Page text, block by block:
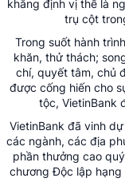
khẳng định vị thế là
trụ cột
Trong suốt hành
khăn, thử thách;
chí, quyết tâm, chủ
được cống hiến cho
tộc, VietinBank
VietinBank đã vinh
các ngành, các địa
phần thưởng cao
chương Độc lập